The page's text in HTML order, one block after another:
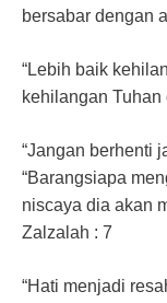
bersabar dengan
“Lebih baik
kehilangan Tuhan
“Jangan berhenti
“Barangsiapa
niscaya dia akan
Zalzalah : 7
“Hati menjadi